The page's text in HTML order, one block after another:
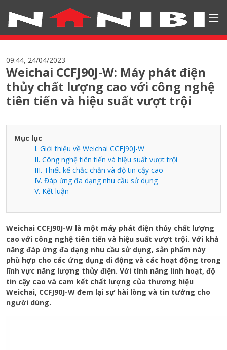
09:44, 24/04/2023
Weichai CCFJ90J-W: Máy phát điện
thủy chất lượng cao với công nghệ
tiên tiến và hiệu suất vượt trội
Mục lục
I. Giới thiệu về Weichai CCFJ90J-W
II. Công nghệ tiên tiến và hiệu suất vượt trội
III. Thiết kế chắc chắn và độ tin cậy cao
IV. Đáp ứng đa dạng nhu cầu sử dụng
V. Kết luận
Weichai CCFJ90J-W là một máy phát điện thủy chất lượng
cao với công nghệ tiên tiến và hiệu suất vượt trội. Với khả
năng đáp ứng đa dạng nhu cầu sử dụng, sản phẩm này
phù hợp cho các ứng dụng di động và các hoạt động trong
lĩnh vực năng lượng thủy điện. Với tính năng linh hoạt, độ
tin cậy cao và cam kết chất lượng của thương hiệu
Weichai, CCFJ90J-W đem lại sự hài lòng và tin tưởng cho
người dùng.